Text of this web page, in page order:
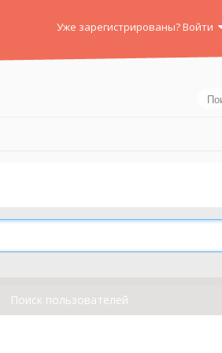
Уже зарегистрированы? Войти
Поиск пользователей